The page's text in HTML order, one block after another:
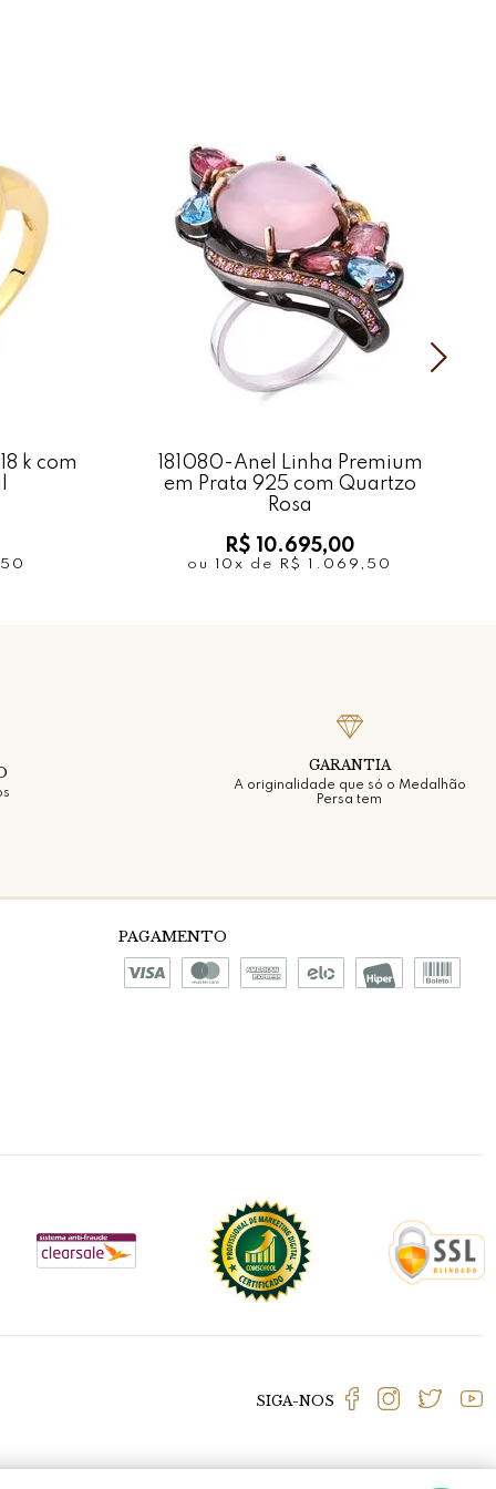
podem apresentar variações sutis de cor, brilho e textura
k com
181080-Anel Linha Premium
em Prata 925 com Quartzo
Rosa
R$ 10.695,00
ou 10x de R$ 1.069,50
GARANTIA
A originalidade que só o Medalhão
Persa tem
PAGAMENTO
SIGA-NOS